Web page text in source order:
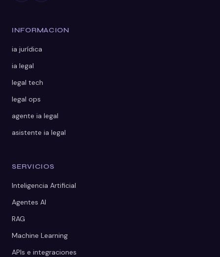
INFORMACION
ia jurídica
ia legal
legal tech
legal ops
agente ia legal
asistente ia legal
SERVICIOS
Inteligencia Artificial
Agentes AI
RAG
Machine Learning
APIs e integraciones